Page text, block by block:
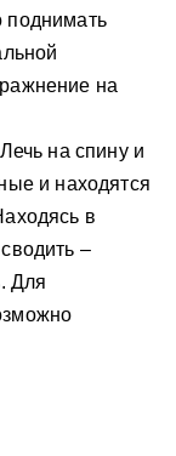
поднимать
на
на спину и
и находятся
в
–
Для